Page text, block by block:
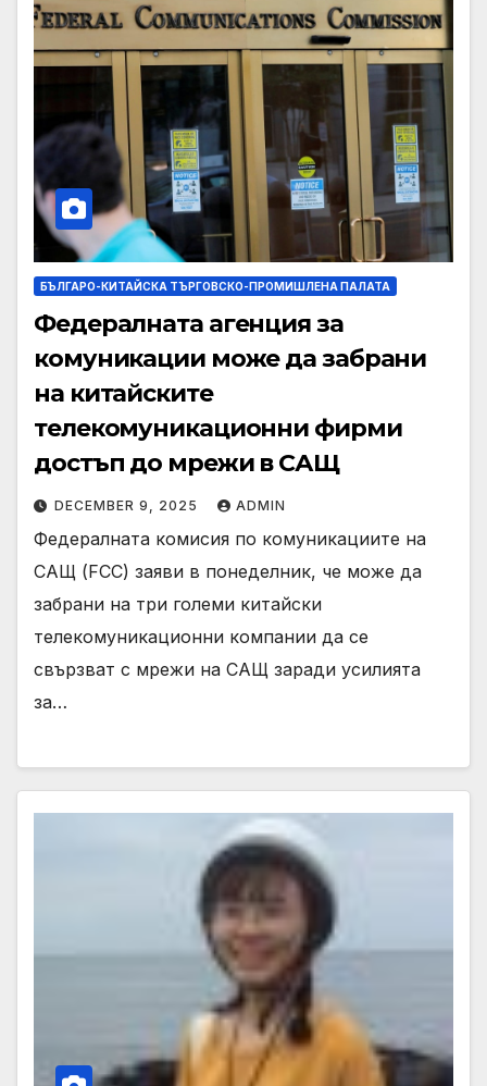
БЪЛГАРО-КИТАЙСКА ТЪРГОВСКО-ПРОМИШЛЕНА ПАЛАТА
Федералната агенция за
комуникации може да забрани
на китайските
телекомуникационни фирми
достъп до мрежи в САЩ
DECEMBER 9, 2025 ADMIN
Федералната комисия по комуникациите на
САЩ (FCC) заяви в понеделник, че може да
забрани на три големи китайски
телекомуникационни компании да се
свързват с мрежи на САЩ заради усилията
за…